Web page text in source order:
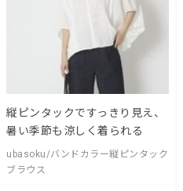
縦ピンタックですっきり見え、
暑い季節も涼しく着られる
ubasoku/バンドカラー縦ピンタック
ブラウス